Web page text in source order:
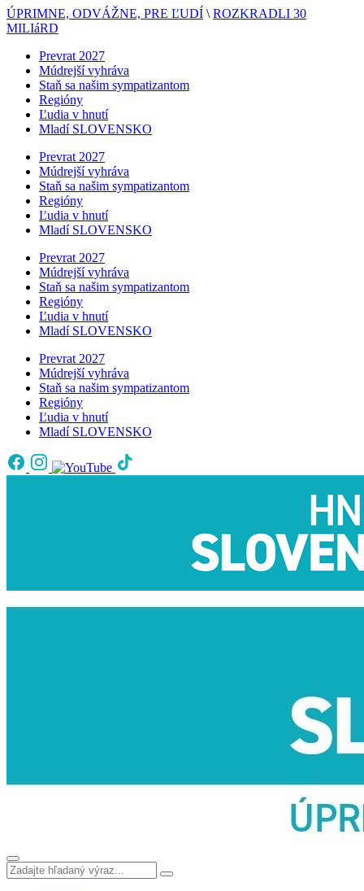
ÚPRIMNE, ODVÁŽNE, PRE ĽUDÍ \ ROZKRADLI 30
MILIáRD
Prevrat 2027
Múdrejší vyhráva
Staň sa našim sympatizantom
Regióny
Ľudia v hnutí
Mladí SLOVENSKO
Prevrat 2027
Múdrejší vyhráva
Staň sa našim sympatizantom
Regióny
Ľudia v hnutí
Mladí SLOVENSKO
Prevrat 2027
Múdrejší vyhráva
Staň sa našim sympatizantom
Regióny
Ľudia v hnutí
Mladí SLOVENSKO
Prevrat 2027
Múdrejší vyhráva
Staň sa našim sympatizantom
Regióny
Ľudia v hnutí
Mladí SLOVENSKO